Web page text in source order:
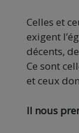
Celles et
exigent
décents,
Ce sont
et ceux
Il nous